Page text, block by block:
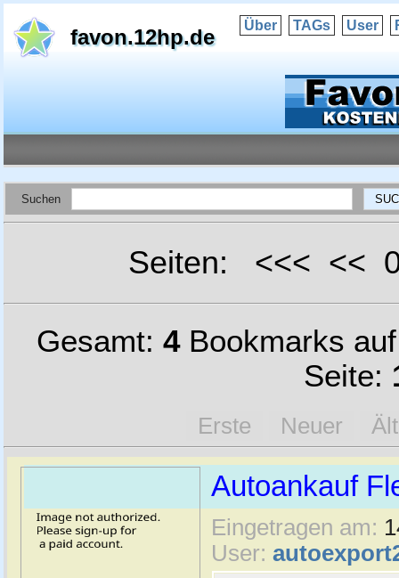
favon.12hp.de Über TAGs User
Suchen
Seiten: <<< <<
Gesamt: 4Bookmarks
Seite:
Erste Neuer
Autoankauf
Eingetragen am:
User: